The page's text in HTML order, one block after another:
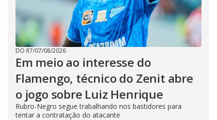
DO R7/07/08/2026
Em meio ao interesse do
Flamengo, técnico do Zenit abre
o jogo sobre Luiz Henrique
Rubro-Negro segue trabalhando nos bastidores para
tentar a contratação do atacante